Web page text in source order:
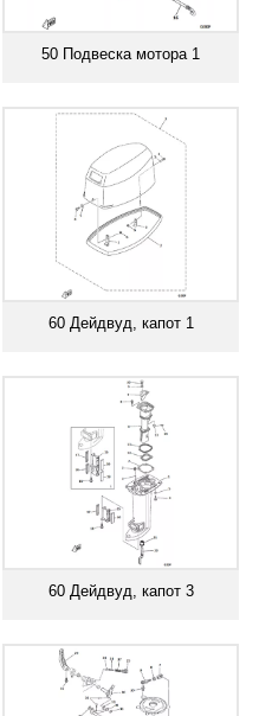
50 Подвеска мотора 1
60 Дейдвуд, капот 1
60 Дейдвуд, капот 3